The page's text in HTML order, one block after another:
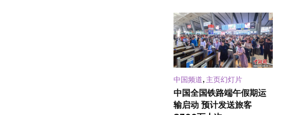
中国频道, 主页幻灯片
中国全国铁路端午假期运
输启动 预计发送旅客